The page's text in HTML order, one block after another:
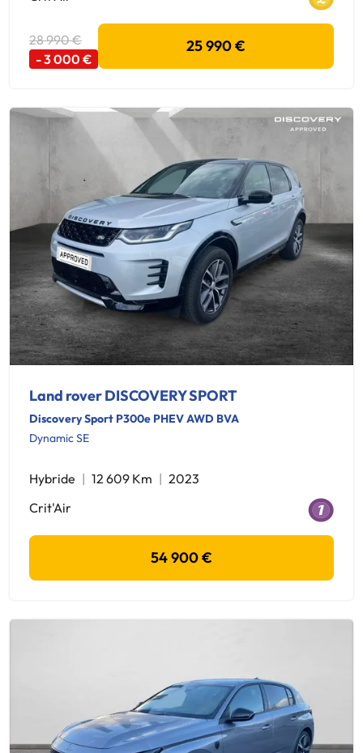
28 990 €
- 3 000 €
25 990 €
Land rover DISCOVERY SPORT
Discovery Sport P300e PHEV AWD BVA
Dynamic SE
Hybride 12 609 Km
2023
Crit'Air
54 900 €